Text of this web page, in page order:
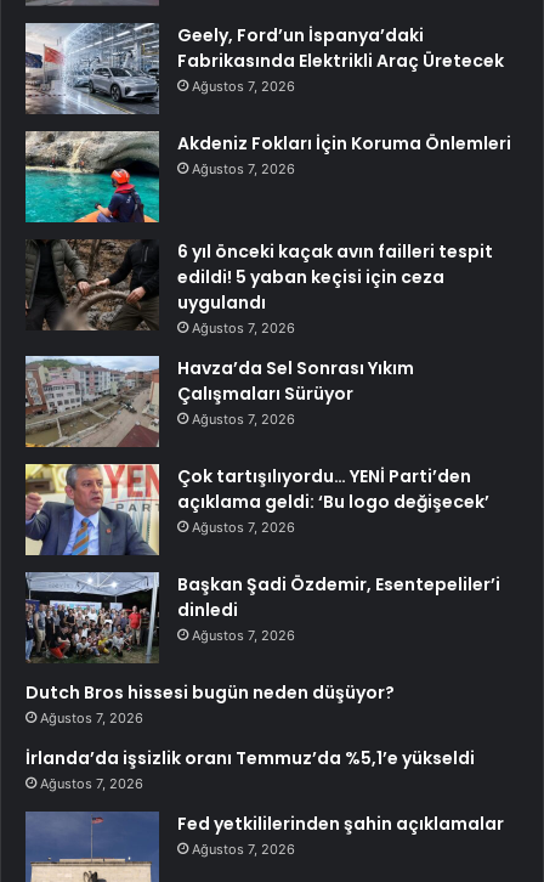
Geely, Ford’un İspanya’daki
Fabrikasında Elektrikli Araç Üretecek
Ağustos 7, 2026
Akdeniz Fokları İçin Koruma Önlemleri
Ağustos 7, 2026
6 yıl önceki kaçak avın failleri tespit
edildi! 5 yaban keçisi için ceza
uygulandı
Ağustos 7, 2026
Havza’da Sel Sonrası Yıkım
Çalışmaları Sürüyor
Ağustos 7, 2026
Çok tartışılıyordu… YENİ Parti’den
açıklama geldi: ‘Bu logo değişecek’
Ağustos 7, 2026
Başkan Şadi Özdemir, Esentepeliler’i
dinledi
Ağustos 7, 2026
Dutch Bros hissesi bugün neden düşüyor?
Ağustos 7, 2026
İrlanda’da işsizlik oranı Temmuz’da %5,1’e yükseldi
Ağustos 7, 2026
Fed yetkililerinden şahin açıklamalar
Ağustos 7, 2026